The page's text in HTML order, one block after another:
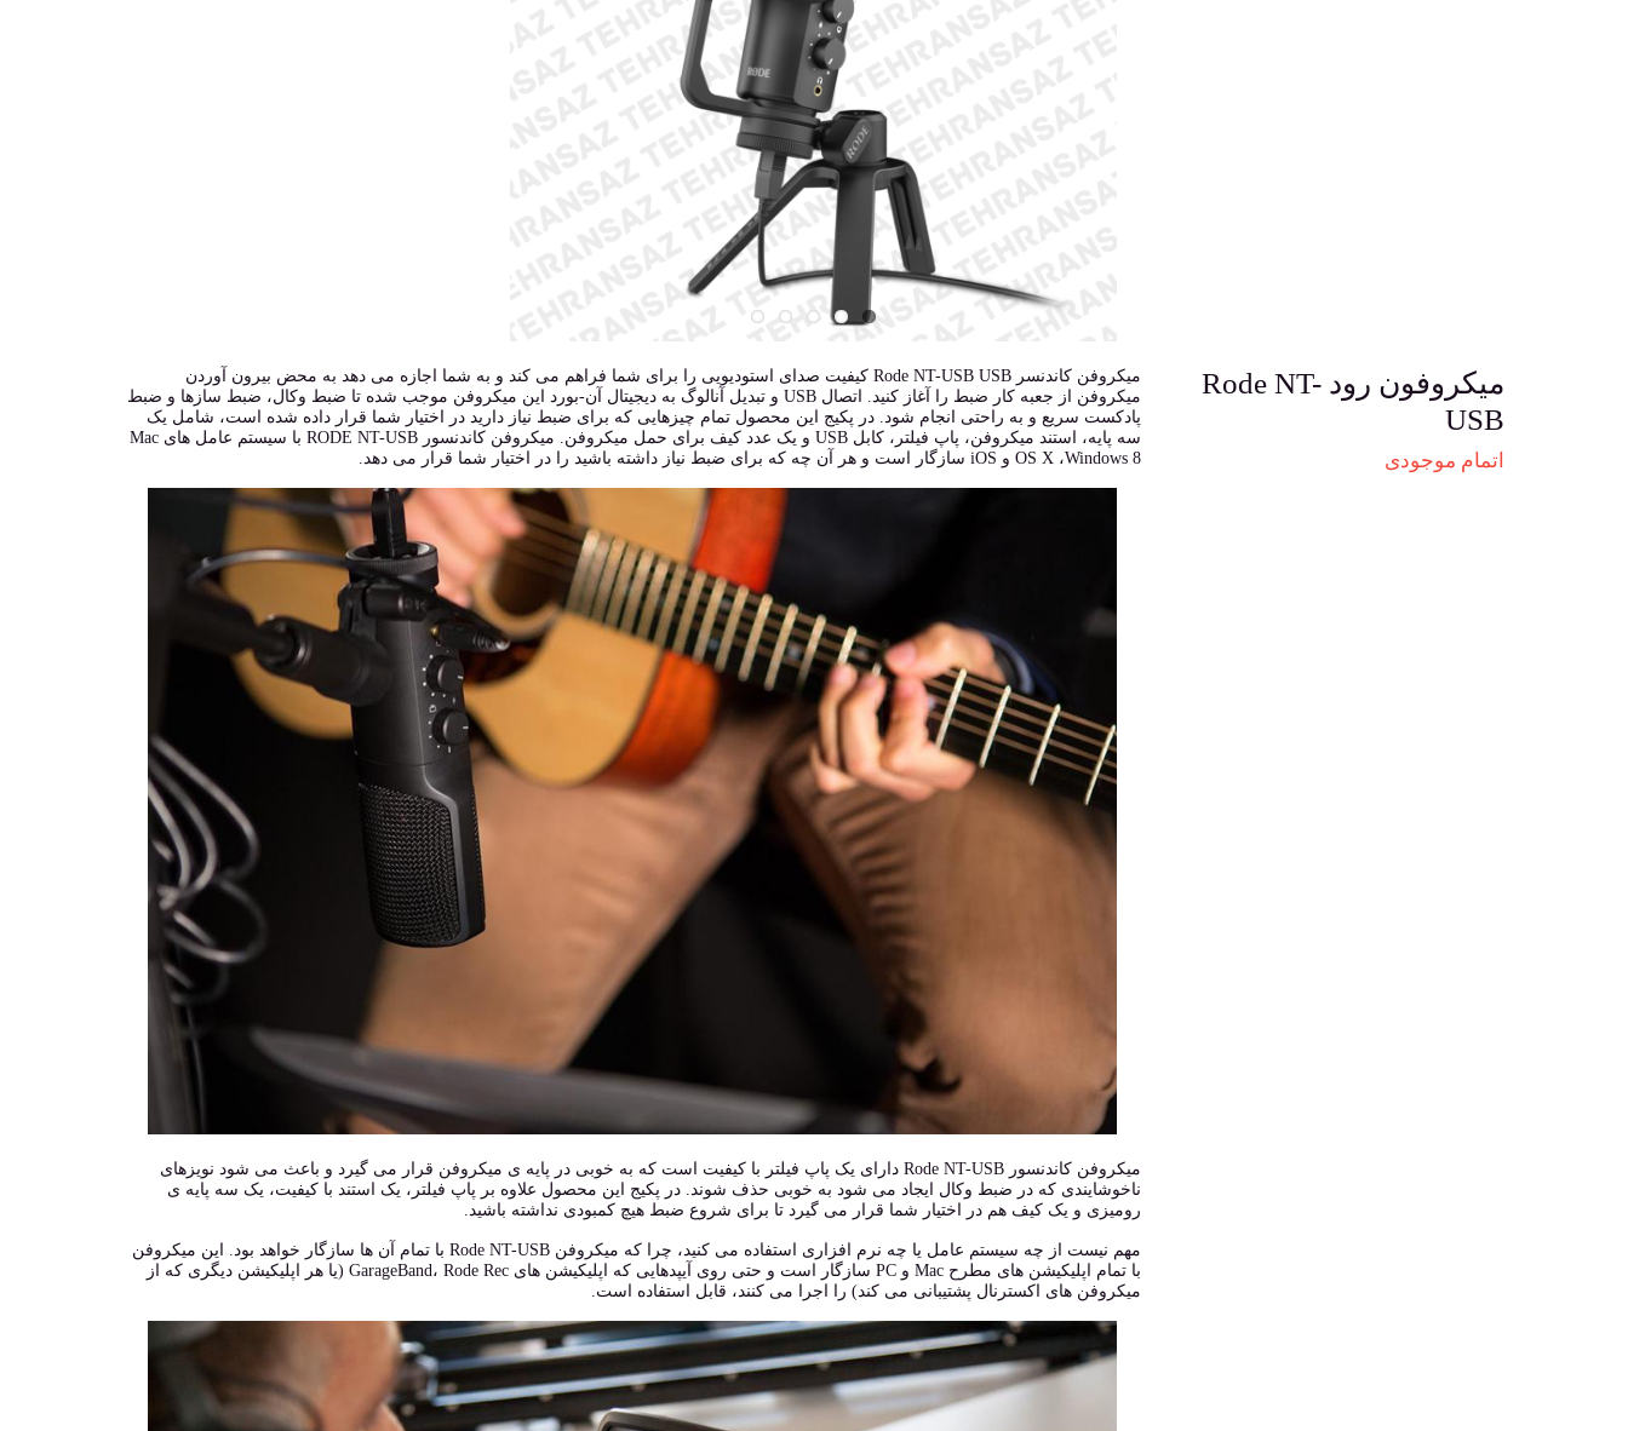
میکروفون رود Rode NT-
USB
اتمام موجودی
میکروفن کاندنسر Rode NT-USB USB کیفیت صدای استودیویی را برای شما فراهم می کند و به شما اجازه می دهد به محض بیرون آوردن
میکروفن از جعبه کار ضبط را آغاز کنید. اتصال USB و تبدیل آنالوگ به دیجیتال آن-بورد این میکروفن موجب شده تا ضبط وکال، ضبط سازها و ضبط
پادکست سریع و به راحتی انجام شود. در پکیج این محصول تمام چیزهایی که برای ضبط نیاز دارید در اختیار شما قرار داده شده است، شامل یک
سه پایه، استند میکروفن، پاپ فیلتر، کابل USB و یک عدد کیف برای حمل میکروفن. میکروفن کاندنسور RODE NT-USB با سیستم عامل های Mac
OS X ،Windows 8 و iOS سازگار است و هر آن چه که برای ضبط نیاز داشته باشید را در اختیار شما قرار می دهد.
میکروفن کاندنسور Rode NT-USB دارای یک پاپ فیلتر با کیفیت است که به خوبی در پایه ی میکروفن قرار می گیرد و باعث می شود نویزهای
ناخوشایندی که در ضبط وکال ایجاد می شود به خوبی حذف شوند. در پکیج این محصول علاوه بر پاپ فیلتر، یک استند با کیفیت، یک سه پایه ی
رومیزی و یک کیف هم در اختیار شما قرار می گیرد تا برای شروع ضبط هیچ کمبودی نداشته باشید.
مهم نیست از چه سیستم عامل یا چه نرم افزاری استفاده می کنید، چرا که میکروفن Rode NT-USB با تمام آن ها سازگار خواهد بود. این میکروفن
با تمام اپلیکیشن های مطرح Mac و PC سازگار است و حتی روی آیپدهایی که اپلیکیشن های GarageBand، Rode Rec (یا هر اپلیکیشن دیگری که از
میکروفن های اکسترنال پشتیبانی می کند) را اجرا می کنند، قابل استفاده است.